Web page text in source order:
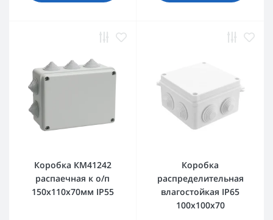
Коробка КМ41242
распаечная к о/п
150х110х70мм IP55
Коробка
распределительная
влагостойкая IP65
100х100х70